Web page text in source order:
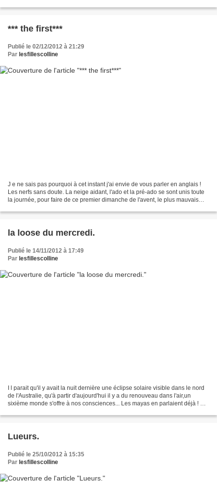
*** the first***
Publié le 02/12/2012 à 21:29
Par lesfillescolline
J e ne sais pas pourquoi à cet instant j'ai envie de vous parler en anglais !
Les nerfs sans doute. La neige aidant, l'ado et la pré-ado se sont unis toute
la journée, pour faire de ce premier dimanche de l'avent, le plus mauvais
la loose du mercredi.
Publié le 14/11/2012 à 17:49
Par lesfillescolline
I l parait qu'il y avait la nuit dernière une éclipse solaire visible dans le nord
de l'Australie, qu'à partir d'aujourd'hui il y a du renouveau dans l'air,un
sixième monde s'offre à nos consciences... Les mayas en parlaient déjà ! En
Lueurs.
Publié le 25/10/2012 à 15:35
Par lesfillescolline